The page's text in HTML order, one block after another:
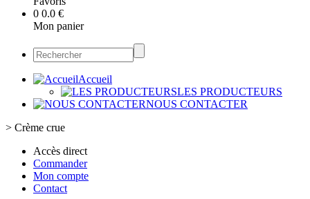
0 0.0 €
Mon panier
Accueil
LES PRODUCTEURS
NOUS CONTACTER
> Crème crue
Accès direct
Commander
Mon compte
Contact